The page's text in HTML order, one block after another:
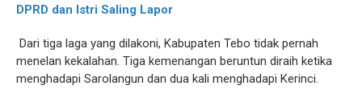
DPRD dan Istri Saling Lapor
Dari tiga laga yang dilakoni, Kabupaten Tebo tidak pernah
menelan kekalahan. Tiga kemenangan beruntun diraih ketika
menghadapi Sarolangun dan dua kali menghadapi Kerinci.